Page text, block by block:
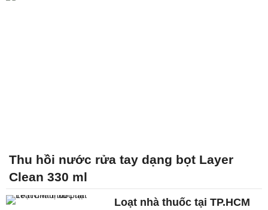
Thu hồi nước rửa tay dạng bọt Layer
Clean 330 ml
Loạt nhà thuốc tại TP.HCM